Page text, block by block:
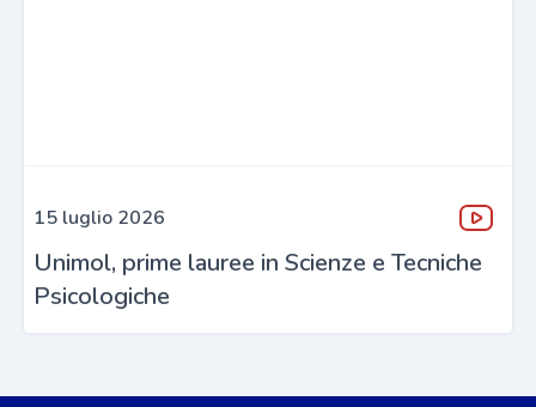
15 luglio 2026
Unimol, prime lauree in Scienze e Tecniche
Psicologiche